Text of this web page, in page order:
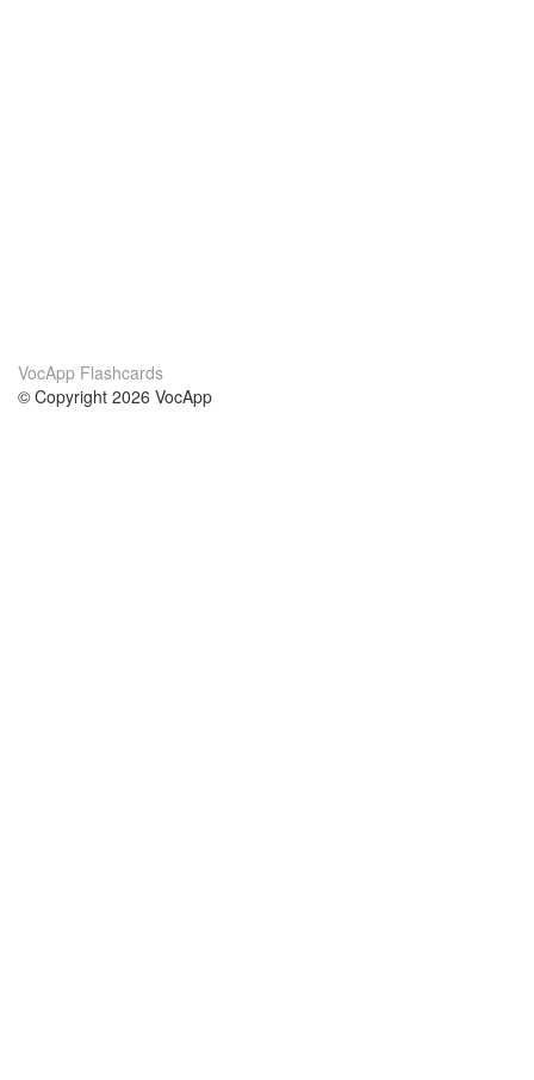
VocApp Flashcards
© Copyright 2026 VocApp